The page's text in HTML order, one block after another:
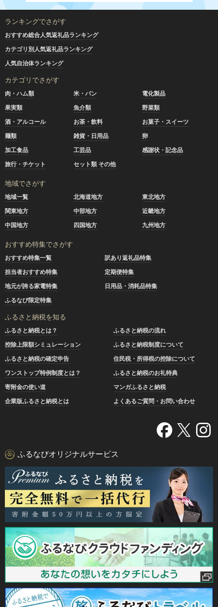
ランキングでさがす
おすすめ総合人気返礼品ランキング
カテゴリ別人気返礼品ランキング
人気自治体ランキング
カテゴリでさがす
肉・ハム類 米・パン
電化製品
果実類
魚介類
野菜類
酒・アルコール
お茶・飲料
お菓子・スイーツ
麺類
雑貨・日用品
卵
加工食品
工芸品
感謝状・記念品
旅行・チケット
セット類 その他
地域でさがす
地域一覧 北海道地方
東北地方
関東地方
中部地方
近畿地方
中国地方
四国地方 九州地方
おすすめ特集でさがす
おすすめ特集一覧
訳あり返礼品特集
担当者おすすめ特集
定期便特集
地元が誇る家電特集
日用品・消耗品特集
ふるなび限定特集
ふるさと納税を知る
ふるさと納税とは？
ふるさと納税の流れ
控除上限額シミュレーション
ふるさと納税制度について
ふるさと納税の確定申告
住民税・所得税の控除について
ワンストップ特例制度とは？
ふるさと納税のお礼特典
寄附金の使い道
マンガふるさと納税
企業版ふるさと納税とは
よくあるご質問・お問い合わせ
ふるなびオリジナルサービス